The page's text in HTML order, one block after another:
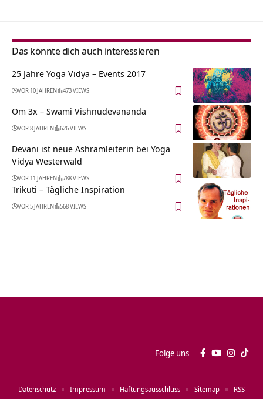
Das könnte dich auch interessieren
25 Jahre Yoga Vidya – Events 2017
VOR 10 JAHREN 473 VIEWS
Om 3x – Swami Vishnudevananda
VOR 8 JAHREN 626 VIEWS
Devani ist neue Ashramleiterin bei Yoga
Vidya Westerwald
VOR 11 JAHREN 788 VIEWS
Trikuti – Tägliche Inspiration
VOR 5 JAHREN 568 VIEWS
Folge uns
Datenschutz Impressum Haftungsausschluss Sitemap RSS